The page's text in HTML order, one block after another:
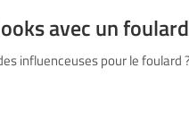
avec un foulard
influenceuses pour le